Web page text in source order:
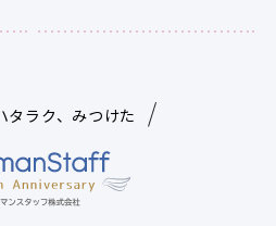
タラク、みつけた